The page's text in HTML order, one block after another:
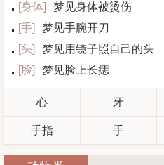
[身体]
梦见身体被烫伤
[手]
梦见手腕开刀
[头]
梦见用镜子照自己的头
[脸] 梦见脸上长痣
心 牙
手指 手